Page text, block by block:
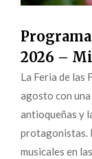
2026 –
La Feria de las
agosto con
antioqueñas y
protagonistas.
musicales en